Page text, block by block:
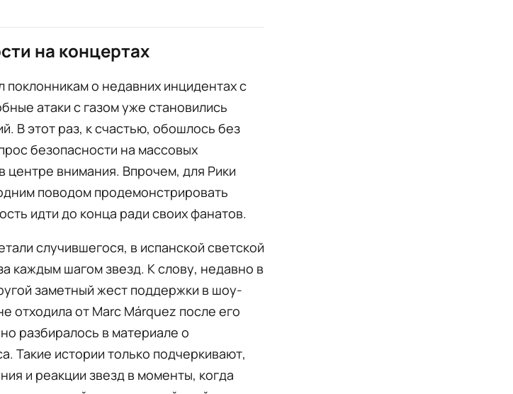
на концертах
о недавних инцидентах с
атаки с газом уже становились
В этот раз, к счастью, обошлось без
безопасности на массовых
центре внимания. Впрочем, для Рики
поводом продемонстрировать
идти до конца ради своих фанатов.
случившегося, в испанской светской
каждым шагом звезд. К слову, недавно в
заметный жест поддержки в шоу-
отходила от Marc Márquez после его
разбиралось в материале о
Такие истории только подчеркивают,
и реакции звезд в моменты, когда